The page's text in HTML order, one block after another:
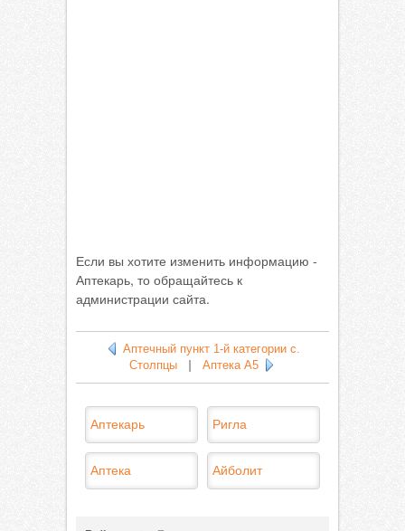
Если вы хотите изменить информацию -
Аптекарь, то обращайтесь к
администрации сайта.
Аптечный пункт 1-й категории с.
Столпцы| Аптека А5
Аптекарь Ригла
Аптека Айболит